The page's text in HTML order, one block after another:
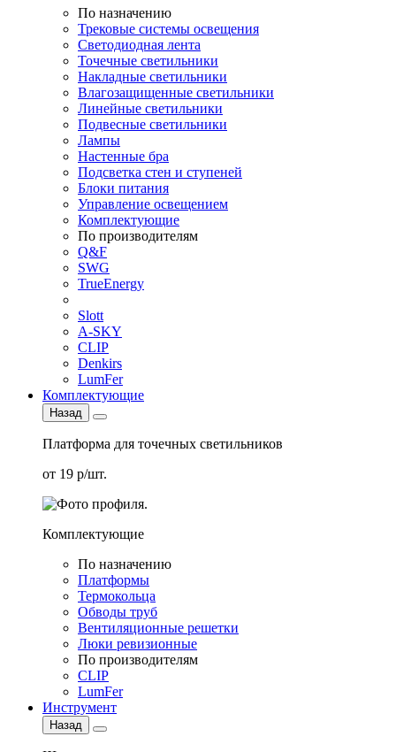
По назначению
Трековые системы освещения
Светодиодная лента
Точечные светильники
Накладные светильники
Влагозащищенные светильники
Линейные светильники
Подвесные светильники
Лампы
Настенные бра
Подсветка стен и ступеней
Блоки питания
Управление освещением
Комплектующие
По производителям
Q&F
SWG
TrueEnergy
Slott
A-SKY
CLIP
Denkirs
LumFer
Комплектующие
Назад
Платформа для точечных светильников
от 19 р/шт.
Комплектующие
По назначению
Платформы
Термокольца
Обводы труб
Вентиляционные решетки
Люки ревизионные
По производителям
CLIP
LumFer
Инструмент
Назад